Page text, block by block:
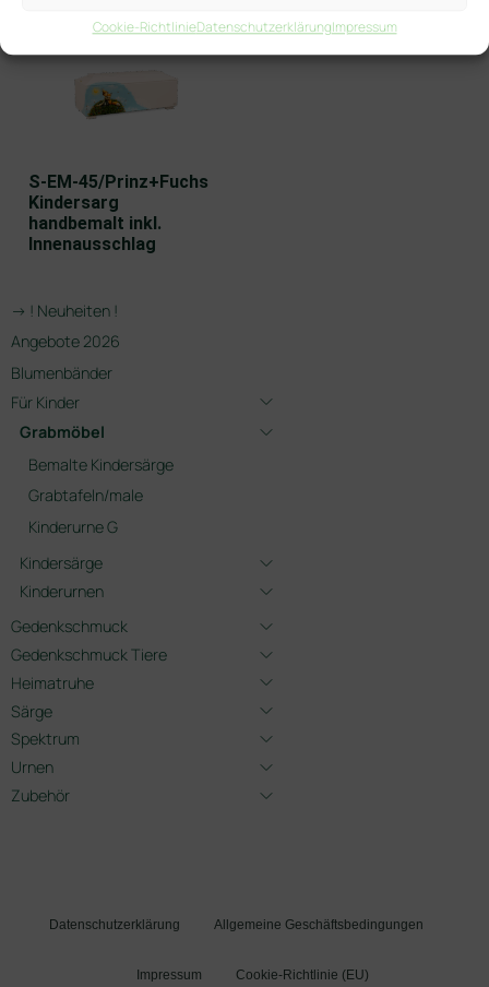
Cookie-RichtlinieDatenschutzerklärungImpressum
S-EM-45/Prinz+Fuchs
Kindersarg
handbemalt inkl.
Innenausschlag
-> ! Neuheiten !
Angebote 2026
Blumenbänder
Für Kinder
Grabmöbel
Bemalte Kindersärge
Grabtafeln/male
Kinderurne G
Kindersärge
Kinderurnen
Gedenkschmuck
Gedenkschmuck Tiere
Heimatruhe
Särge
Spektrum
Urnen
Zubehör
Datenschutzerklärung Allgemeine Geschäftsbedingungen
Impressum Cookie-Richtlinie (EU)